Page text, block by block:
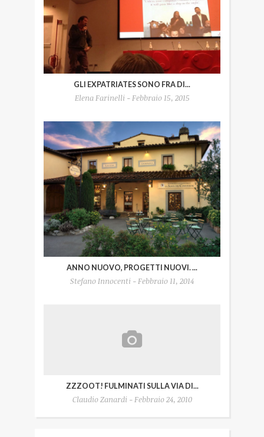
GLI EXPATRIATES SONO FRA DI...
Elena Farinelli - Febbraio 15, 2015
ANNO NUOVO, PROGETTI NUOVI. ...
Stefano Innocenti - Febbraio 11, 2014
ZZZOOT! FULMINATI SULLA VIA DI...
Claudio Zanardi - Febbraio 24, 2010